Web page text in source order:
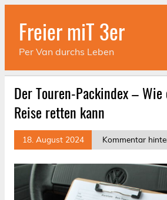
Skip
contentFreier miT 3er
Per Van durchs Leben
Der Touren-Packindex –
Reise retten kann
18. August 2024 Kommentar